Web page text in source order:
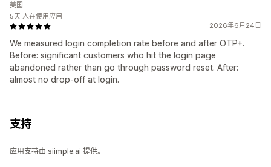
2026年6月24日
We measured login completion rate before and after OTP+.
Before: significant customers who hit the login page
abandoned rather than go through password reset. After:
almost no drop-off at login.
美国
5天 人在使用应用
支持
应用支持由 siimple.ai 提供。